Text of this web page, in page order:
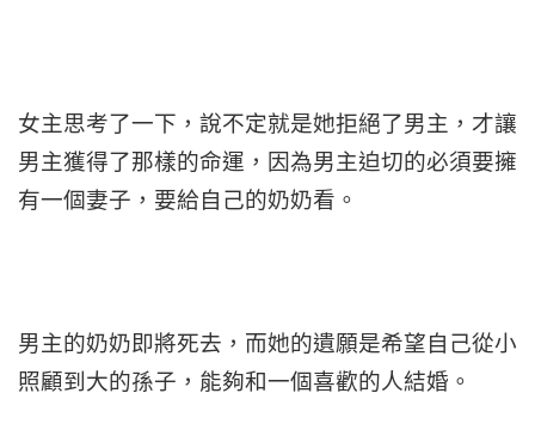
女主思考了一下，說不定就是她拒絕了男主，才讓
男主獲得了那樣的命運，因為男主迫切的必須要擁
有一個妻子，要給自己的奶奶看。
男主的奶奶即將死去，而她的遺願是希望自己從小
照顧到大的孫子，能夠和一個喜歡的人結婚。